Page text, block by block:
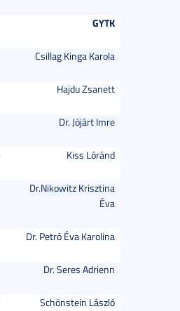
GYTK
Csillag Kinga Karola
Hajdu Zsanett
Dr. Jójárt Imre
Kiss Lóránd
Dr.Nikowitz Krisztina
Éva
Dr. Petró Éva Karolina
Dr. Seres Adrienn
Schönstein László